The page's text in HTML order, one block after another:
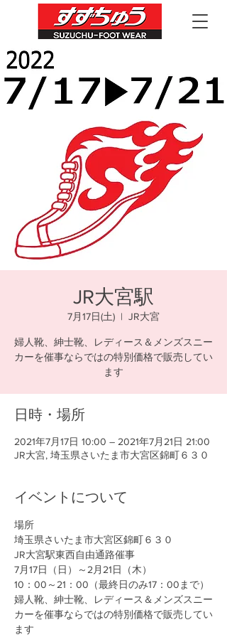
JR大宮駅
7月17日(土)
  |
JR大宮
婦人靴、紳士靴、レディース＆メンズスニー
カーを催事ならではの特別価格で販売してい
ます
日時・場所
2021年7月17日 10:00 – 2021年7月21日 21:00
JR大宮, 埼玉県さいたま市大宮区錦町６３０
イベントについて
場所
埼玉県さいたま市大宮区錦町６３０
JR大宮駅東西自由通路催事
7月17日（日）～2月21日（木）
10：00～21：00（最終日のみ17：00まで）
婦人靴、紳士靴、レディース＆メンズスニー
カーを催事ならではの特別価格で販売してい
ます